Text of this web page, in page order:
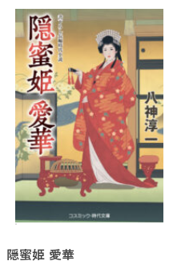
隠蜜姫 愛華